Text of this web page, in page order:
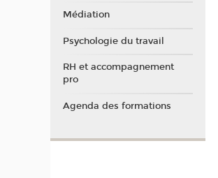
Médiation
Psychologie du travail
RH et accompagnement
pro
Agenda des formations